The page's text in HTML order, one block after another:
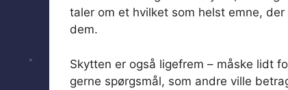
taler om et hvilket som helst emne,
dem.
Skytten er også ligefrem – måske lidt
gerne spørgsmål, som andre ville